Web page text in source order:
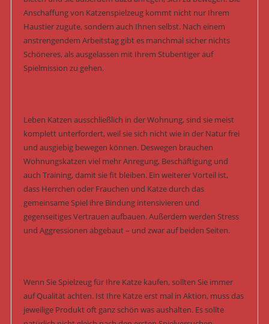
Anschaffung von Katzenspielzeug kommt nicht nur Ihrem
Haustier zugute, sondern auch Ihnen selbst. Nach einem
anstrengendem Arbeitstag gibt es manchmal sicher nichts
Schöneres, als ausgelassen mit Ihrem Stubentiger auf
Spielmission zu gehen.
Leben Katzen ausschließlich in der Wohnung, sind sie meist
komplett unterfordert, weil sie sich nicht wie in der Natur frei
und ausgiebig bewegen können. Deswegen brauchen
Wohnungskatzen viel mehr Anregung, Beschäftigung und
auch Training, damit sie fit bleiben. Ein weiterer Vorteil ist,
dass Herrchen oder Frauchen und Katze durch das
gemeinsame Spiel ihre Bindung intensivieren und
gegenseitiges Vertrauen aufbauen. Außerdem werden Stress
und Aggressionen abgebaut – und zwar auf beiden Seiten.
Wenn Sie Spielzeug für Ihre Katze kaufen, sollten Sie immer
auf Qualität achten. Ist Ihre Katze erst mal in Aktion, muss das
jeweilige Produkt oft ganz schön was aushalten. Es sollte